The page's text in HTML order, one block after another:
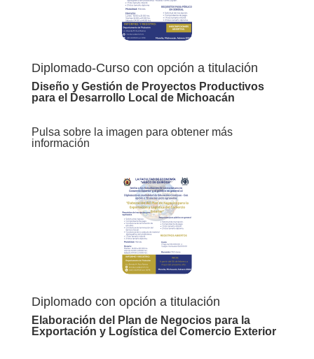
Diplomado-Curso con opción a titulación
Diseño y Gestión de Proyectos Productivos
para el Desarrollo Local de Michoacán
Pulsa sobre la imagen para obtener más
información
Diplomado con opción a titulación
Elaboración del Plan de Negocios para la
Exportación y Logística del Comercio Exterior